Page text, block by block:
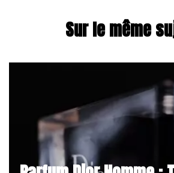
Sur le même